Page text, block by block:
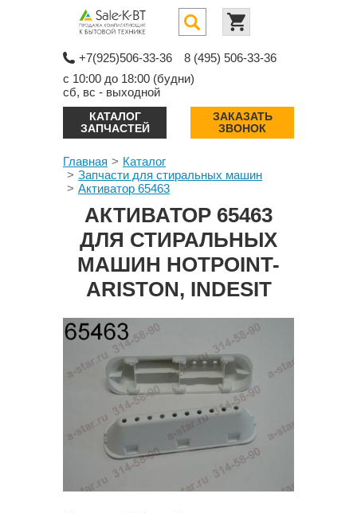
+7(925)506-33-36
8 (495) 506-33-36
с 10:00 до 18:00 (будни)
сб, вс - выходной
КАТАЛОГ
ЗАПЧАСТЕЙ
ЗАКАЗАТЬ
ЗВОНОК
Главная
Каталог
Запчасти для стиральных машин
Активатор 65463
АКТИВАТОР 65463
ДЛЯ СТИРАЛЬНЫХ
МАШИН HOTPOINT-
ARISTON, INDESIT